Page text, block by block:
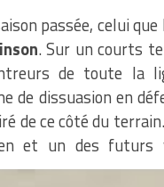
passée, celui
. Sur un courts
de toute la
de dissuasion en
de ce côté du
et un des futurs